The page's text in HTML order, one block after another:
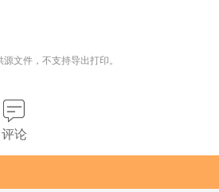
文件，不支持导出打印。
评论